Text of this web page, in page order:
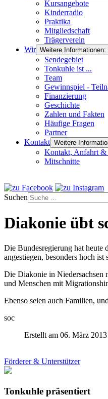
Kursangebote
Kinderradio
Praktika
Mitgliedschaft
Trägerverein
Wir Weitere Informationen:
Sendegebiet
Tonkuhle ist ...
Team
Gewinnspiel -
Finanzierung
Geschichte
Zahlen und Fakten
Häufige Fragen
Partner
Kontakt Weitere
Kontakt, Anfahrt &
Mitschnitte
Suchen
Diakonie übt
Die Bundesregierung hat heute
angestiegen, besonders hoch
Die Diakonie in Niedersachsen
und Menschen mit
Ebenso seien auch Familien,
soc
Erstellt am 06. März 2013
Förderer & Unterstützer
Tonkuhle präsentiert